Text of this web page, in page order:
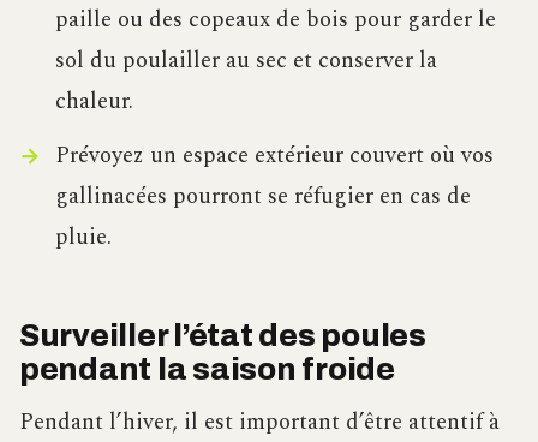
paille ou des copeaux de bois pour garder le
sol du poulailler au sec et conserver la
chaleur.
Prévoyez un espace extérieur couvert où vos
gallinacées pourront se réfugier en cas de
pluie.
Surveiller l’état des poules
pendant la saison froide
Pendant l’hiver, il est important d’être attentif à